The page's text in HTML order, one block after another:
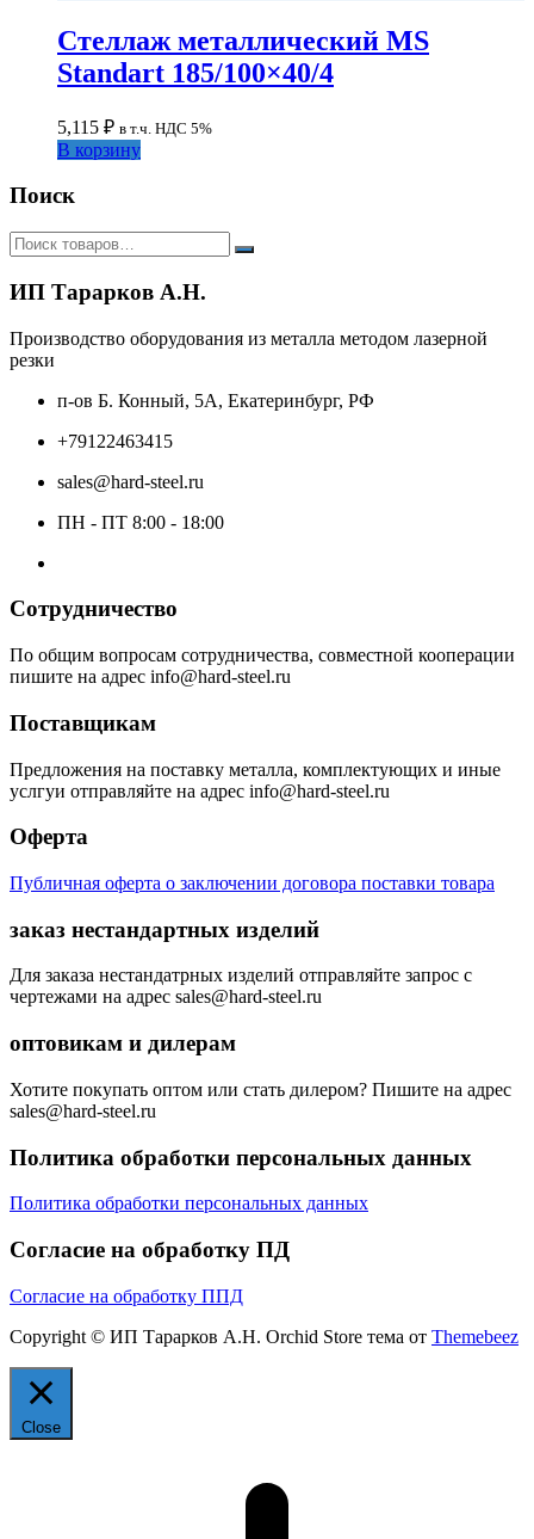
Стеллаж металлический MS
Standart 185/100×40/4
5,115 ₽ в т.ч. НДС 5%
В корзину
Поиск
ИП Тарарков А.Н.
Производство оборудования из металла методом лазерной
резки
п-ов Б. Конный, 5А, Екатеринбург, РФ
+79122463415
sales@hard-steel.ru
ПН - ПТ 8:00 - 18:00
Сотрудничество
По общим вопросам сотрудничества, совместной кооперации
пишите на адрес info@hard-steel.ru
Поставщикам
Предложения на поставку металла, комплектующих и иные
услгуи отправляйте на адрес info@hard-steel.ru
Оферта
Публичная оферта о заключении договора поставки товара
заказ нестандартных изделий
Для заказа нестандатрных изделий отправляйте запрос с
чертежами на адрес sales@hard-steel.ru
оптовикам и дилерам
Хотите покупать оптом или стать дилером? Пишите на адрес
sales@hard-steel.ru
Политика обработки персональных данных
Политика обработки персональных данных
Согласие на обработку ПД
Согласие на обработку ППД
Copyright © ИП Тарарков А.Н. Orchid Store тема от Themebeez
Close